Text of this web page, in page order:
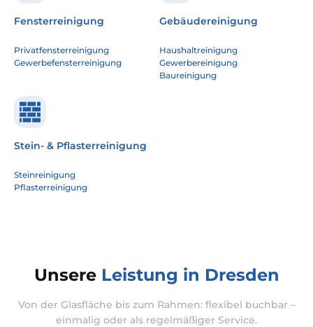
Fensterreinigung
Privatfensterreinigung
Gewerbefensterreinigung
Gebäudereinigung
Haushaltreinigung
Gewerbereinigung
Baureinigung
Stein- & Pflasterreinigung
Steinreinigung
Pflasterreinigung
Unsere Leistung in Dresden
Von der Glasfläche bis zum Rahmen: flexibel buchbar –
einmalig oder als regelmäßiger Service.